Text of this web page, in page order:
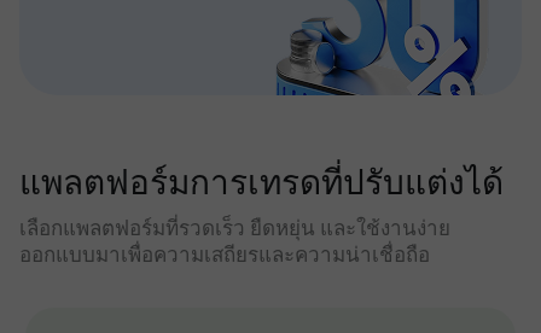
แพลตฟอร์มการเทรดที่ปรับแต่งได้
เลือกแพลตฟอร์มที่รวดเร็ว ยืดหยุ่น และใช้งานง่าย
ออกแบบมาเพื่อความเสถียรและความน่าเชื่อถือ